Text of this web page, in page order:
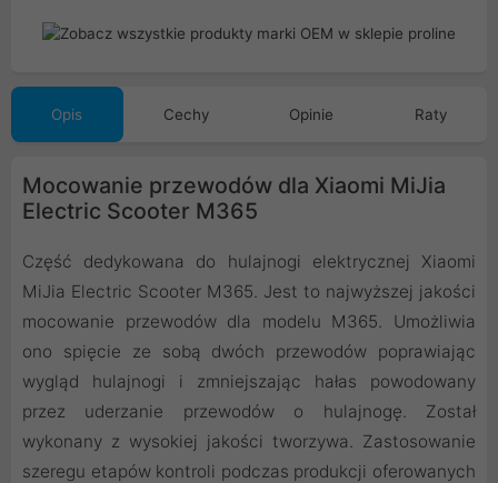
Opis Cechy Opinie Raty
Mocowanie przewodów dla Xiaomi MiJia
Electric Scooter M365
Część dedykowana do hulajnogi elektrycznej Xiaomi
MiJia Electric Scooter M365. Jest to najwyższej jakości
mocowanie przewodów dla modelu M365. Umożliwia
ono spięcie ze sobą dwóch przewodów poprawiając
wygląd hulajnogi i zmniejszając hałas powodowany
przez uderzanie przewodów o hulajnogę. Został
wykonany z wysokiej jakości tworzywa. Zastosowanie
szeregu etapów kontroli podczas produkcji oferowanych